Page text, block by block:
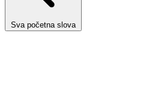
Sva početna slova